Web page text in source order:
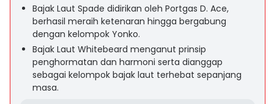
Bajak Laut Spade didirikan oleh Portgas D. Ace,
berhasil meraih ketenaran hingga bergabung
dengan kelompok Yonko.
Bajak Laut Whitebeard menganut prinsip
penghormatan dan harmoni serta dianggap
sebagai kelompok bajak laut terhebat sepanjang
masa.